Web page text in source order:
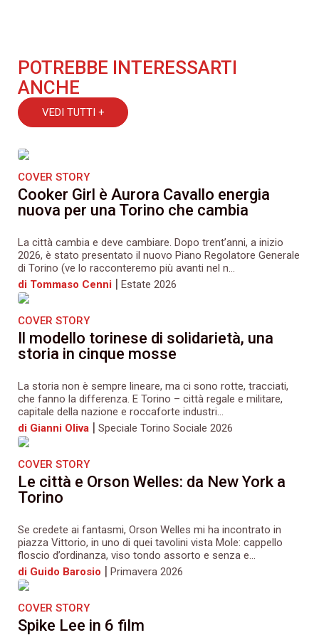
POTREBBE INTERESSARTI
ANCHE
VEDI TUTTI +
COVER STORY
Cooker Girl è Aurora Cavallo energia
nuova per una Torino che cambia
La città cambia e deve cambiare. Dopo trent’anni, a inizio
2026, è stato presentato il nuovo Piano Regolatore Generale
di Torino (ve lo racconteremo più avanti nel n...
di Tommaso Cenni | Estate 2026
COVER STORY
Il modello torinese di solidarietà, una
storia in cinque mosse
La storia non è sempre lineare, ma ci sono rotte, tracciati,
che fanno la differenza. E Torino – città regale e militare,
capitale della nazione e roccaforte industri...
di Gianni Oliva | Speciale Torino Sociale 2026
COVER STORY
Le città e Orson Welles: da New York a
Torino
Se credete ai fantasmi, Orson Welles mi ha incontrato in
piazza Vittorio, in uno di quei tavolini vista Mole: cappello
floscio d’ordinanza, viso tondo assorto e senza e...
di Guido Barosio | Primavera 2026
COVER STORY
Spike Lee in 6 film